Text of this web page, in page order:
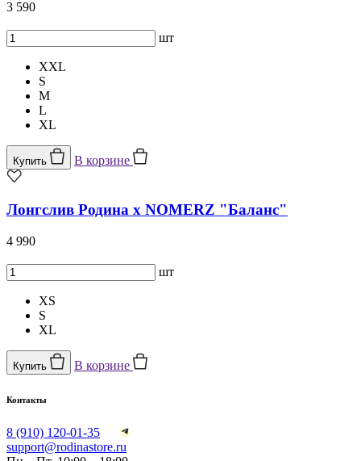
3 590
шт
XXL
S
M
L
XL
Купить В корзине
Лонгслив Родина х NOMERZ "Баланс"
4 990
шт
XS
S
XL
Купить В корзине
Контакты
8 (910) 120-01-35
support@rodinastore.ru